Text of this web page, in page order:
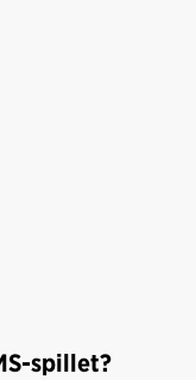
spillet?